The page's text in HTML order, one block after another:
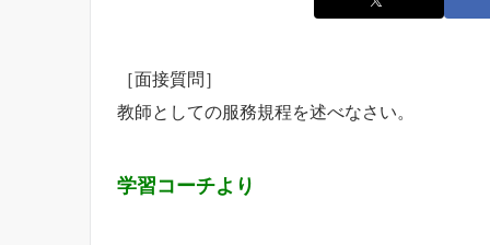
［面接質問］
教師としての服務規程を述べなさい。
学習コーチより